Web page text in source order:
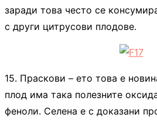
заради това често се
с други цитрусови плодове.
15. Праскови – ето това е
плод има така полезните
феноли. Селена е с доказани